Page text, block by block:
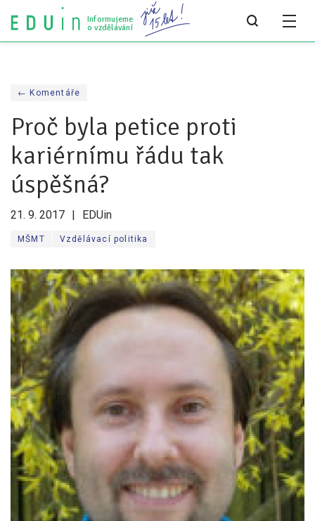
Informujeme
o vzdělávání
Všechny články
Všechny články
Týdeník bEDUin
Analýzy
Audit vzdělávacího systému
Tiskové zprávy
Pro média
Pro zřizovatele
Konference Lepší škola
Kápézetka - průvodce pro zřizovatele
Klub zřizovatelů
O nás
O nás
Partneři a dárci
← Komentáře
Proč byla petice proti
kariérnímu řádu tak
úspěšná?
21. 9. 2017 EDUin
MŠMT Vzdělávací politika